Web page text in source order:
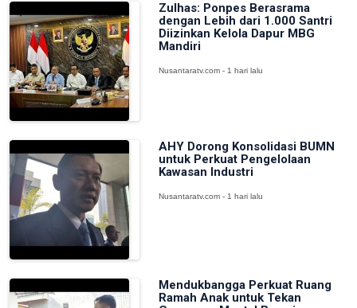
Zulhas: Ponpes Berasrama
dengan Lebih dari 1.000 Santri
Diizinkan Kelola Dapur MBG
Mandiri
Nusantaratv.com - 1 hari lalu
AHY Dorong Konsolidasi BUMN
untuk Perkuat Pengelolaan
Kawasan Industri
Nusantaratv.com - 1 hari lalu
Mendukbangga Perkuat Ruang
Ramah Anak untuk Tekan